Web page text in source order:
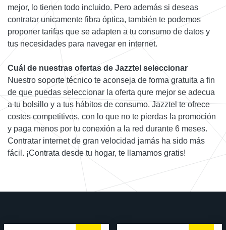
mejor, lo tienen todo incluido. Pero además si deseas
contratar unicamente fibra óptica, también te podemos
proponer tarifas que se adapten a tu consumo de datos y
tus necesidades para navegar en internet.
Cuál de nuestras ofertas de Jazztel seleccionar
Nuestro soporte técnico te aconseja de forma gratuita a fin
de que puedas seleccionar la oferta qure mejor se adecua
a tu bolsillo y a tus hábitos de consumo. Jazztel te ofrece
costes competitivos, con lo que no te pierdas la promoción
y paga menos por tu conexión a la red durante 6 meses.
Contratar internet de gran velocidad jamás ha sido más
fácil. ¡Contrata desde tu hogar, te llamamos gratis!